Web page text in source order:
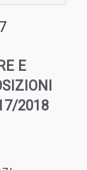
E
2018